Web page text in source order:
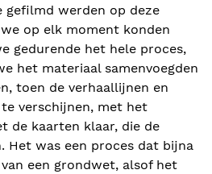
gefilmd werden op deze
op elk moment konden
gedurende het hele proces,
het materiaal samenvoegden
toen de verhaallijnen en
verschijnen, met het
de kaarten klaar, die de
Het was een proces dat bijna
een grondwet, alsof het